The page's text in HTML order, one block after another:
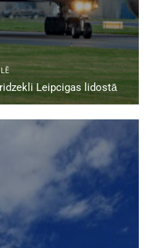
Leipcigas lidostā